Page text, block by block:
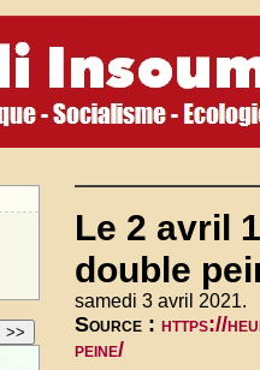
Le 2 avril
double
samedi 3 avril 2021.
Source : https://
peine/